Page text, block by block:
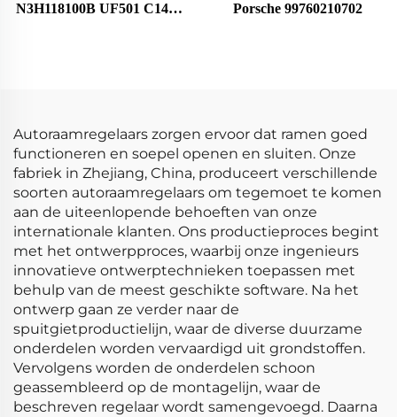
N3H118100B UF501 C1459
Porsche 99760210702
Autoraamregelaars zorgen ervoor dat ramen goed
functioneren en soepel openen en sluiten. Onze
fabriek in Zhejiang, China, produceert verschillende
soorten autoraamregelaars om tegemoet te komen
aan de uiteenlopende behoeften van onze
internationale klanten. Ons productieproces begint
met het ontwerpproces, waarbij onze ingenieurs
innovatieve ontwerptechnieken toepassen met
behulp van de meest geschikte software. Na het
ontwerp gaan ze verder naar de
spuitgietproductielijn, waar de diverse duurzame
onderdelen worden vervaardigd uit grondstoffen.
Vervolgens worden de onderdelen schoon
geassembleerd op de montagelijn, waar de
beschreven regelaar wordt samengevoegd. Daarna